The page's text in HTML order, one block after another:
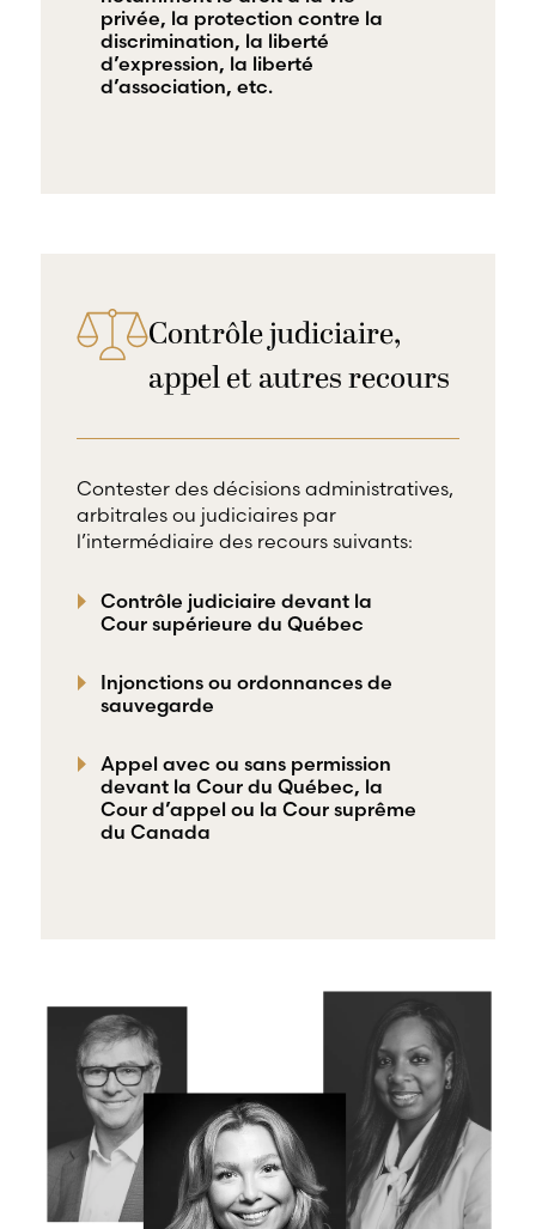
privée, la protection contre la
discrimination, la liberté
d’expression, la liberté
d’association, etc.
Contrôle judiciaire,
appel et autres recours
Contester des décisions administratives,
arbitrales ou judiciaires par
l’intermédiaire des recours suivants:
Contrôle judiciaire devant la
Cour supérieure du Québec
Injonctions ou ordonnances de
sauvegarde
Appel avec ou sans permission
devant la Cour du Québec, la
Cour d’appel ou la Cour suprême
du Canada